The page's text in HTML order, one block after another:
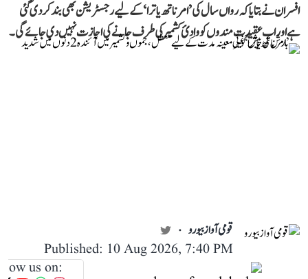
افسران نے بتایا کہ رواں سال کی ’امرناتھ یاترا‘ کے لیے رجسٹریشن بھی بند کر دی گئی
ہے اور اب عقیدت مندوں کو وادئ کشمیر کی طرف جانے کی اجازت نہیں دی جائے گی۔
قومی آواز بیورو
Published: 10 Aug 2026, 7:40 PM
us on: